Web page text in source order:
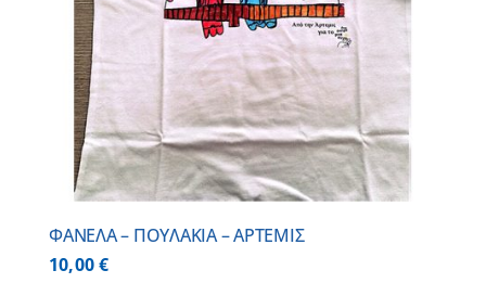
ΦΑΝΕΛΑ – ΠΟΥΛΑΚΙΑ – ΑΡΤΕΜΙΣ
10,00€